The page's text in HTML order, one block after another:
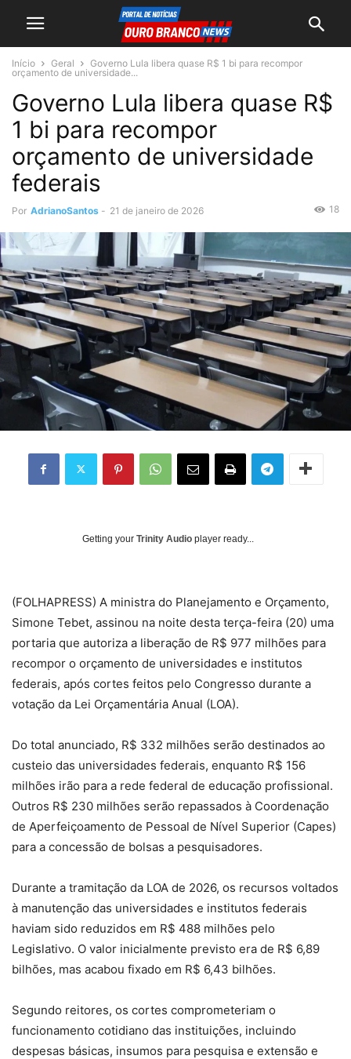
Início Geral
Governo Lula libera quase R$ 1 bi para recompor
orçamento de universidade...
Governo Lula libera quase R$
1 bi para recompor
orçamento de universidade
federais
Por AdrianoSantos - 21 de janeiro de 2026 18
Getting your Trinity Audio player ready...
(FOLHAPRESS) A ministra do Planejamento e Orçamento,
Simone Tebet, assinou na noite desta terça-feira (20) uma
portaria que autoriza a liberação de R$ 977 milhões para
recompor o orçamento de universidades e institutos
federais, após cortes feitos pelo Congresso durante a
votação da Lei Orçamentária Anual (LOA).
Do total anunciado, R$ 332 milhões serão destinados ao
custeio das universidades federais, enquanto R$ 156
milhões irão para a rede federal de educação profissional.
Outros R$ 230 milhões serão repassados à Coordenação
de Aperfeiçoamento de Pessoal de Nível Superior (Capes)
para a concessão de bolsas a pesquisadores.
Durante a tramitação da LOA de 2026, os recursos voltados
à manutenção das universidades e institutos federais
haviam sido reduzidos em R$ 488 milhões pelo
Legislativo. O valor inicialmente previsto era de R$ 6,89
bilhões, mas acabou fixado em R$ 6,43 bilhões.
Segundo reitores, os cortes comprometeriam o
funcionamento cotidiano das instituições, incluindo
despesas básicas, insumos para pesquisa e extensão e